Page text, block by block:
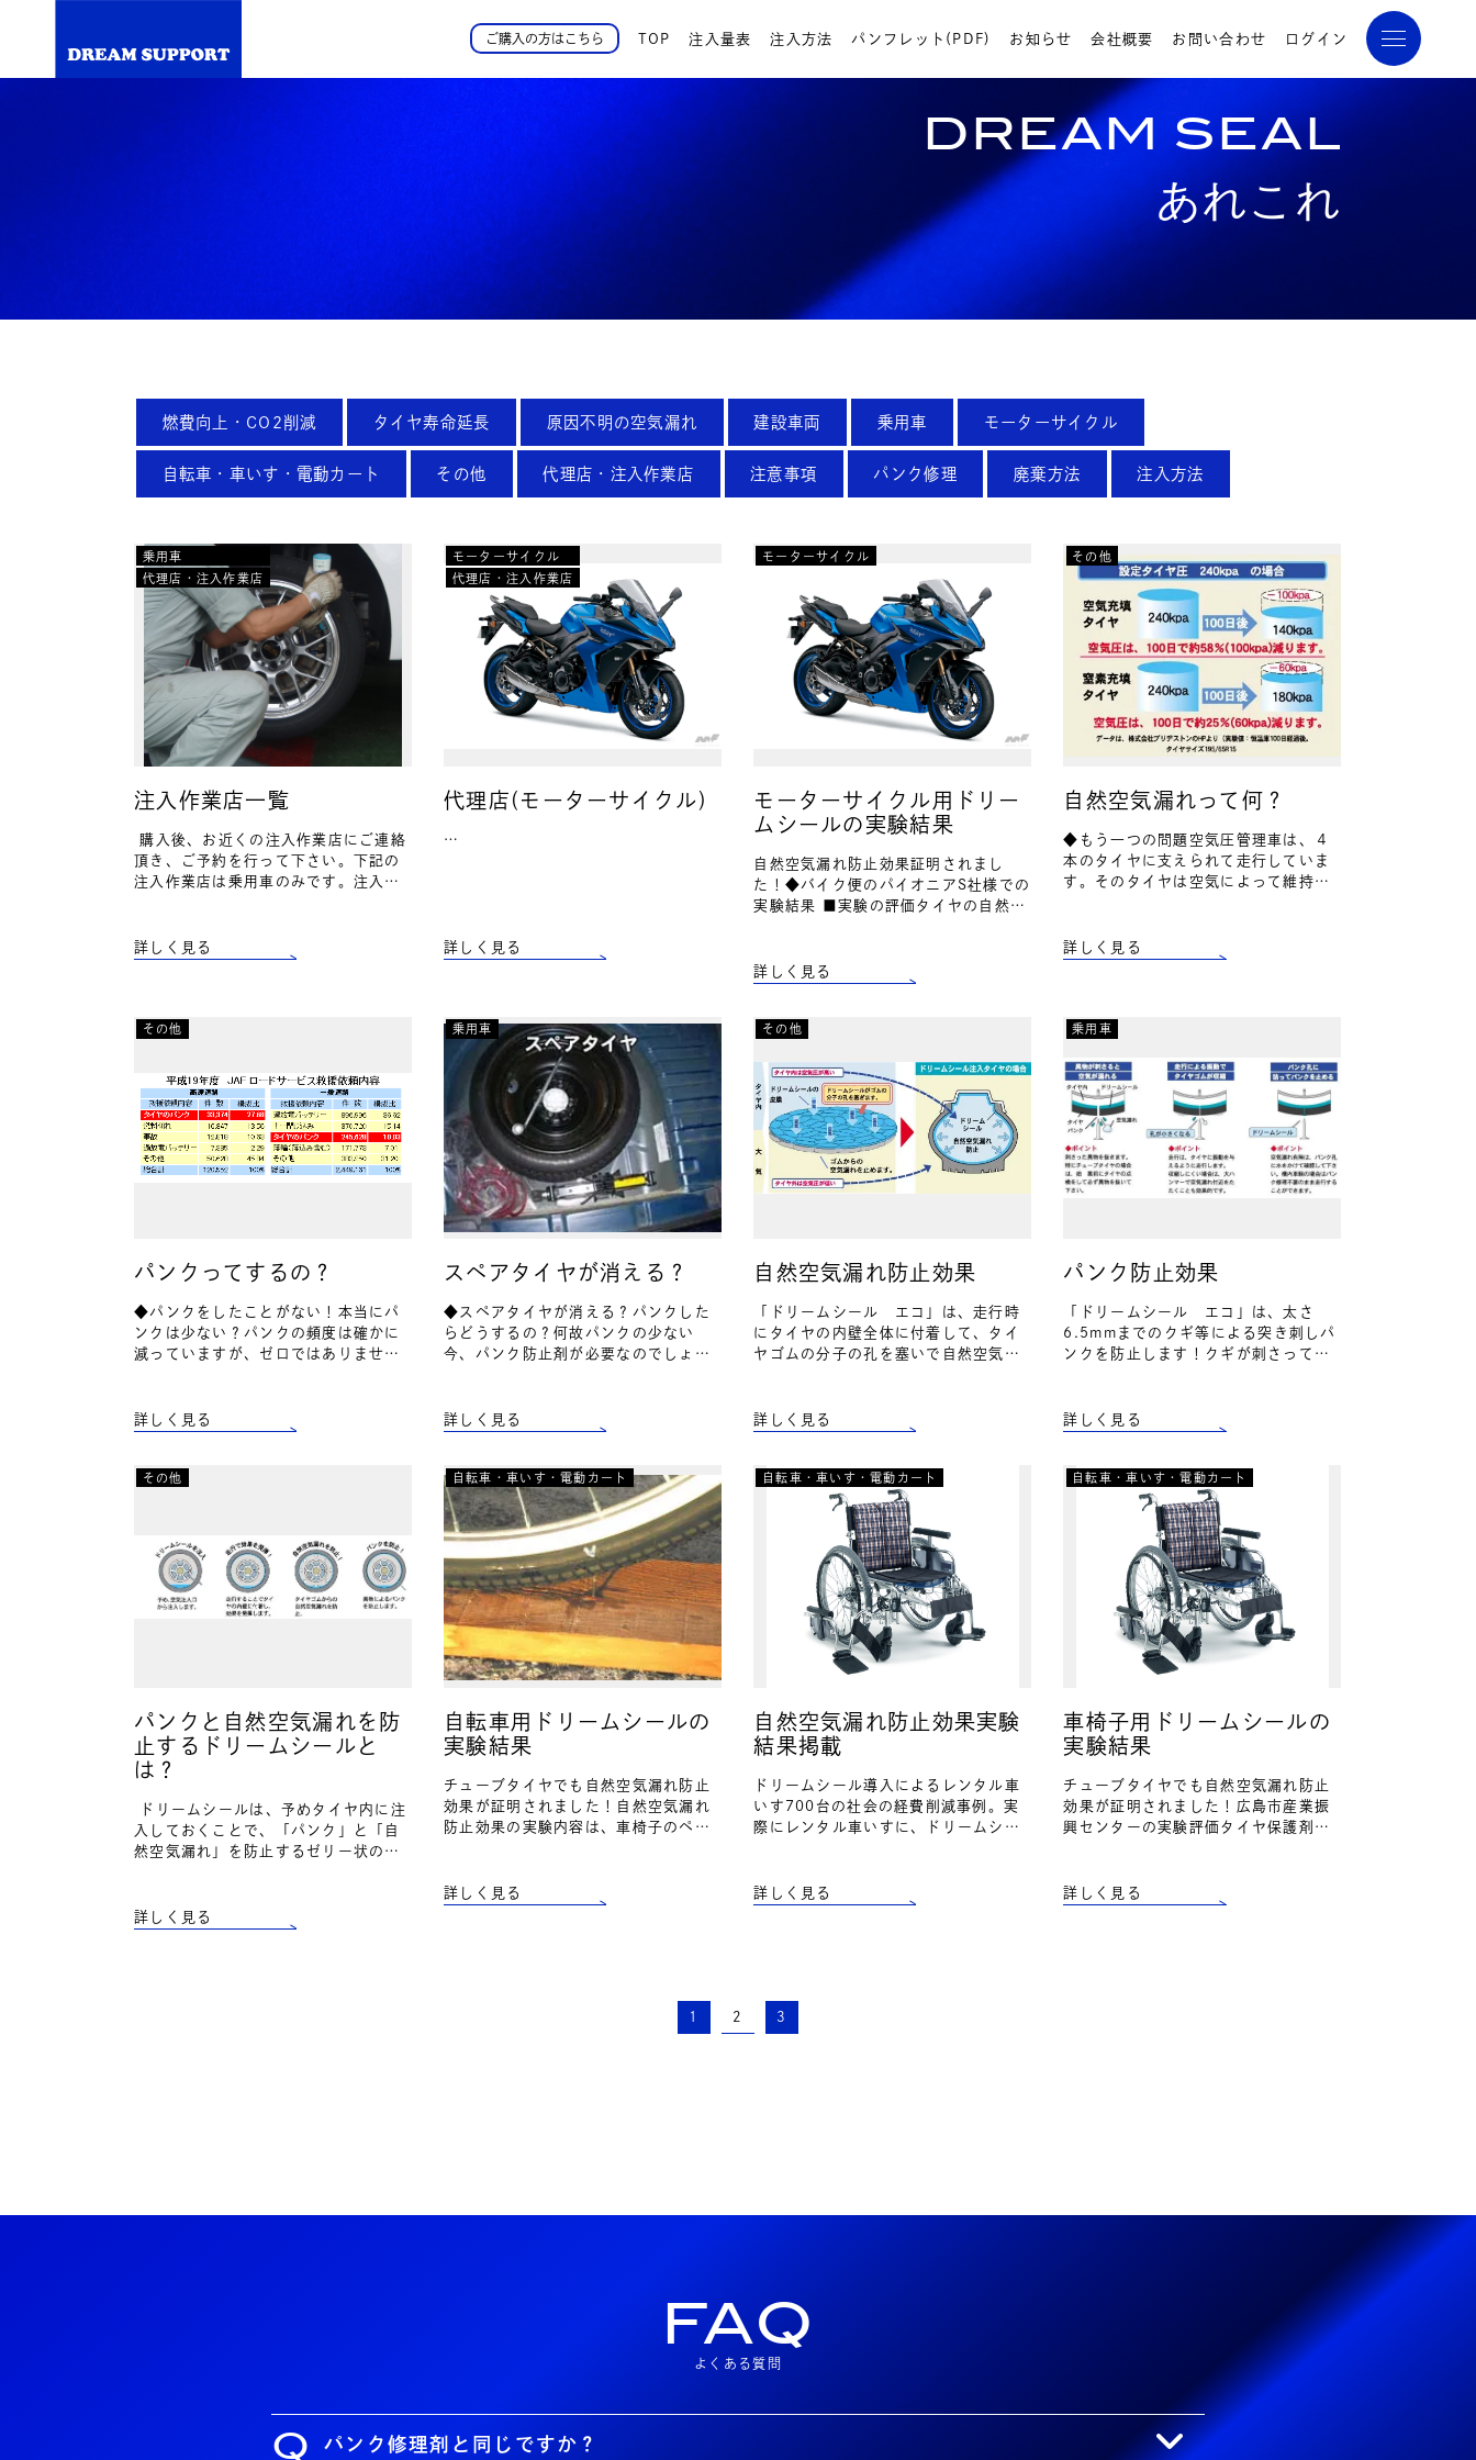
ご購入の方はこちら TOP 注入量表 注入方法 パンフレット(PDF) お知らせ 会社概要 お問い合わせ ログイン
DREAM SEAL
あれこれ
燃費向上・CO2削減 タイヤ寿命延長 原因不明の空気漏れ 建設車両 乗用車 モーターサイクル
自転車・車いす・電動カート その他 代理店・注入作業店 注意事項 パンク修理 廃棄方法 注入方法
乗用車
代理店・注入作業店
注入作業店一覧
購入後、お近くの注入作業店にご連絡
頂き、ご予約を行って下さい。下記の
注入作業店は乗用車のみです。注入作
ム工業…
詳しく見る
モーターサイクル
代理店・注入作業店
代理店(モーターサイクル)
…
詳しく見る
モーターサイクル
モーターサイクル用ドリー
ムシールの実験結果
自然空気漏れ防止効果証明されまし
た！◆バイク便のパイオニアS社様での
実験結果 ■実験の評価タイヤの自然空
誤差として…
詳しく見る
その他
自然空気漏れって何？
◆もう一つの問題空気圧管理車は、４
本のタイヤに支えられて走行していま
す。そのタイヤは空気によって維持し
せん。車で唯一路面に接している…
詳しく見る
その他
パンクってするの？
◆パンクをしたことがない！本当にパ
ンクは少ない？パンクの頻度は確かに
減っていますが、ゼロではありませ
があります。実際に、JAF（社団…
詳しく見る
乗用車
スペアタイヤが消える？
◆スペアタイヤが消える？パンクした
らどうするの？何故パンクの少ない
今、パンク防止剤が必要なのでしょう
用10kgのスペアタイヤは90％…
詳しく見る
その他
自然空気漏れ防止効果
「ドリームシール エコ」は、走行時
にタイヤの内壁全体に付着して、タイ
ヤゴムの分子の孔を塞いで自然空気漏
寿命の延長！ ・廃棄タイヤの削…
詳しく見る
乗用車
パンク防止効果
「ドリームシール エコ」は、太さ
6.5mmまでのクギ等による突き刺しパ
ンクを防止します！クギが刺さっても
パンクを防止すれば、パンク修…
詳しく見る
その他
パンクと自然空気漏れを防
止するドリームシールと
は？
ドリームシールは、予めタイヤ内に注
入しておくことで、「パンク」と「自
然空気漏れ」を防止するゼリー状のパ
械、モーターサイクル…
詳しく見る
自転車・車いす・電動カート
自転車用ドリームシールの
実験結果
チューブタイヤでも自然空気漏れ防止
効果が証明されました！自然空気漏れ
防止効果の実験内容は、車椅子のペー
した！ ドリームシ…
詳しく見る
自転車・車いす・電動カート
自然空気漏れ防止効果実験
結果掲載
ドリームシール導入によるレンタル車
いす700台の社会の経費削減事例。実
際にレンタル車いすに、ドリームシー
A社様が採用したドリームシ…
詳しく見る
自転車・車いす・電動カート
車椅子用ドリームシールの
実験結果
チューブタイヤでも自然空気漏れ防止
効果が証明されました！広島市産業振
興センターの実験評価タイヤ保護剤ド
フの傾きが大きくなった。同一量…
詳しく見る
1 2 3
FAQ
よくある質問
Q パンク修理剤と同じですか？